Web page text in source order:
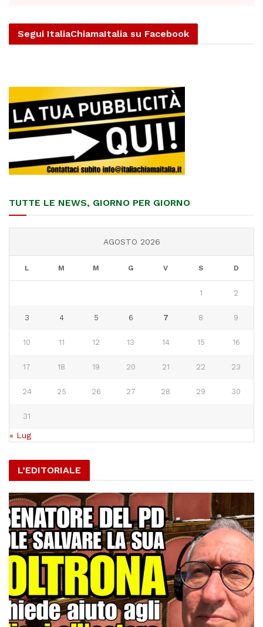
Segui ItaliaChiamaItalia su Facebook
TUTTE LE NEWS, GIORNO PER GIORNO
AGOSTO 2026
L M M G V S D
1 2
3 4 5 6 7 8 9
10 11 12 13 14 15 16
17 18 19 20 21 22 23
24 25 26 27 28 29 30
31
« Lug
L’EDITORIALE